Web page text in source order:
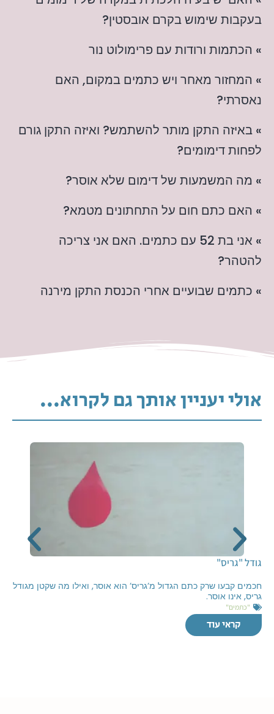
בעקבות שימוש בקרם אובסטין?
» הכתמות ורודות עם פרימולוט נור
» המחזור מאחר ויש כתמים במקום, האם
נאסרתי?
» באיזה התקן מותר להשתמש? ואיזה התקן גורם
לפחות דימומים?
» מה המשמעות של דימום שלא אוסר?
» האם כתם חום על התחתונים מטמא?
» אני בת 52 עם כתמים. האם אני צריכה
להטהר?
» כתמים שבועיים אחרי הכנסת התקן מירנה
אולי יעניין אותך גם לקרוא...
גודל "גריס"
חכמים קבעו שרק כתם הגדול מ‘גריס‘ הוא אוסר, ואילו מה שקטן מגודל
גריס, אינו אוסר.
"כתמים"
קראי עוד